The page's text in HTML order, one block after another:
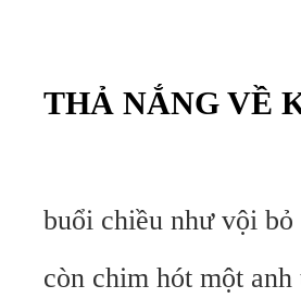
THẢ NẮNG VỀ
buổi chiều như vội bỏ
còn chim hót một